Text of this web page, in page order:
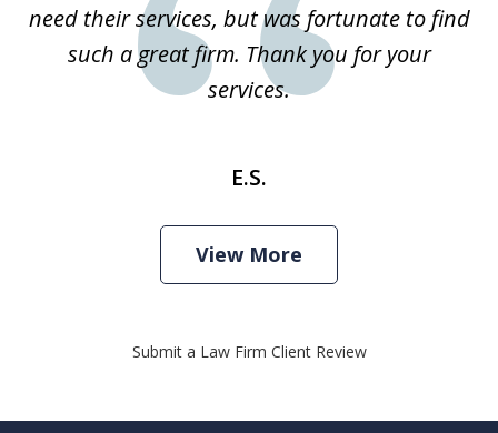
need their services, but was fortunate to find
such a great firm. Thank you for your
services.
E.S.
View More
Submit a Law Firm Client Review